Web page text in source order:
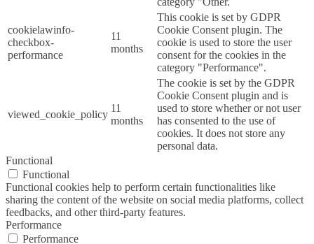
cookielawinfo-
checkbox-
performance
11
months
This cookie is set by GDPR
Cookie Consent plugin. The
cookie is used to store the user
consent for the cookies in the
category "Performance".
viewed_cookie_policy
11
months
The cookie is set by the GDPR
Cookie Consent plugin and is
used to store whether or not user
has consented to the use of
cookies. It does not store any
personal data.
Functional
Functional
Functional cookies help to perform certain functionalities like
sharing the content of the website on social media platforms, collect
feedbacks, and other third-party features.
Performance
Performance